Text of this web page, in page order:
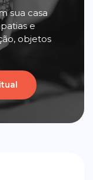
sua casa
e
objetos